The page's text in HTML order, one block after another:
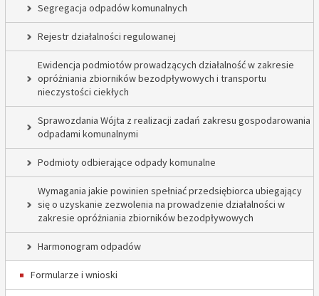
Segregacja odpadów komunalnych
Rejestr działalności regulowanej
Ewidencja podmiotów prowadzących działalność w zakresie
opróżniania zbiorników bezodpływowych i transportu
nieczystości ciekłych
Sprawozdania Wójta z realizacji zadań zakresu gospodarowania
odpadami komunalnymi
Podmioty odbierające odpady komunalne
Wymagania jakie powinien spełniać przedsiębiorca ubiegający
się o uzyskanie zezwolenia na prowadzenie działalności w
zakresie opróżniania zbiorników bezodpływowych
Harmonogram odpadów
Formularze i wnioski